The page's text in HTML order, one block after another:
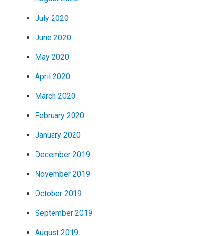
July 2020
June 2020
May 2020
April 2020
March 2020
February 2020
January 2020
December 2019
November 2019
October 2019
September 2019
August 2019